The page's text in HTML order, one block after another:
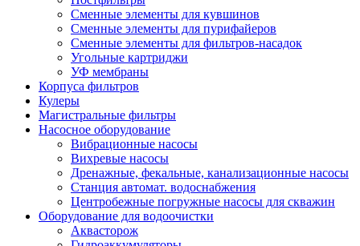
Сменные элементы для кувшинов
Сменные элементы для пурифайеров
Сменные элементы для фильтров-насадок
Угольные картриджи
УФ мембраны
Корпуса фильтров
Кулеры
Магистральные фильтры
Насосное оборудование
Вибрационные насосы
Вихревые насосы
Дренажные, фекальные, канализационные насосы
Станция автомат. водоснабжения
Центробежные погружные насосы для скважин
Оборудование для водоочистки
Аквасторож